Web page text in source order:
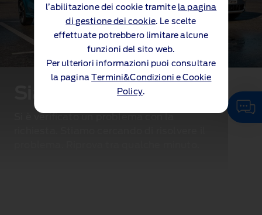
l’abilitazione dei cookie tramite la pagina
di gestione dei cookie. Le scelte
effettuate potrebbero limitare alcune
funzioni del sito web.
Per ulteriori informazioni puoi consultare
la pagina
Termini&Condizioni e Cookie
Policy.
Siamo spiacenti...